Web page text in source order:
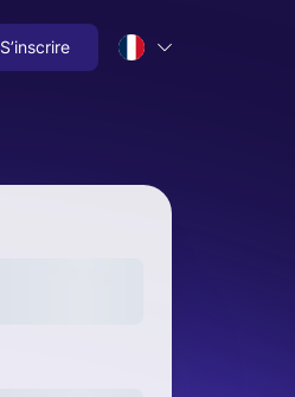
S’inscrire